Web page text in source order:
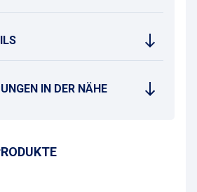
IN DER NÄHE